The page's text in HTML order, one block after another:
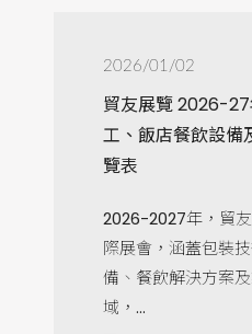
2026/01/02
貿友展覽 2026-
工、飯店餐飲設備
覽表
2026-2027年，貿
際展會，涵蓋包裝
備、餐飲解決方案
域，...